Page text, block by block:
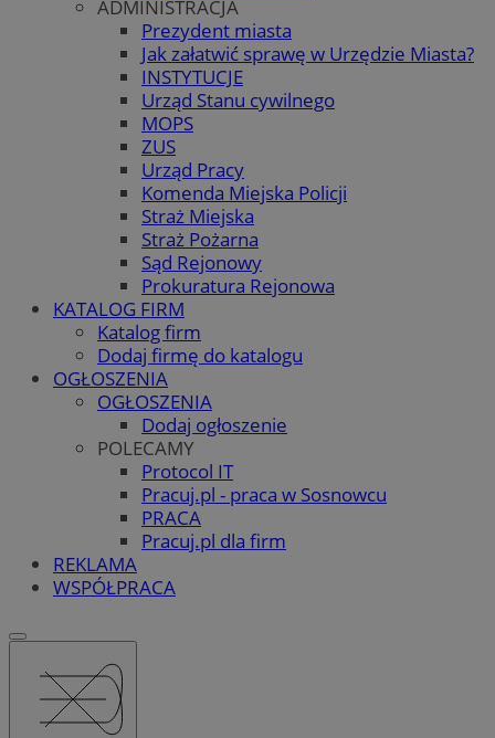
ADMINISTRACJA
Prezydent miasta
Jak załatwić sprawę w Urzędzie Miasta?
INSTYTUCJE
Urząd Stanu cywilnego
MOPS
ZUS
Urząd Pracy
Komenda Miejska Policji
Straż Miejska
Straż Pożarna
Sąd Rejonowy
Prokuratura Rejonowa
KATALOG FIRM
Katalog firm
Dodaj firmę do katalogu
OGŁOSZENIA
OGŁOSZENIA
Dodaj ogłoszenie
POLECAMY
Protocol IT
Pracuj.pl - praca w Sosnowcu
PRACA
Pracuj.pl dla firm
REKLAMA
WSPÓŁPRACA